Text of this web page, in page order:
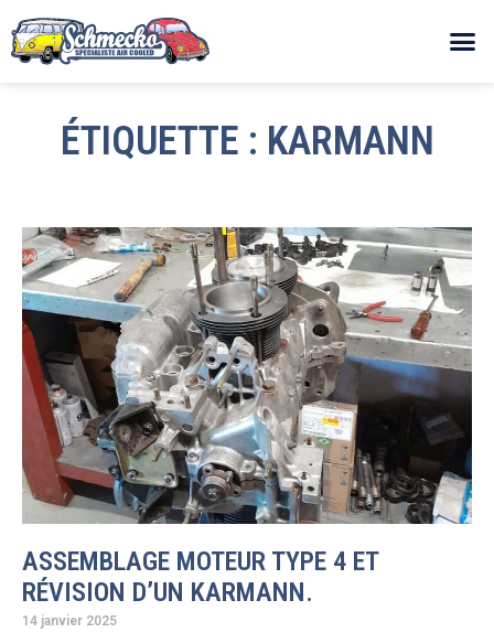
ÉTIQUETTE : KARMANN
ASSEMBLAGE MOTEUR TYPE 4 ET
RÉVISION D’UN KARMANN.
14 janvier 2025